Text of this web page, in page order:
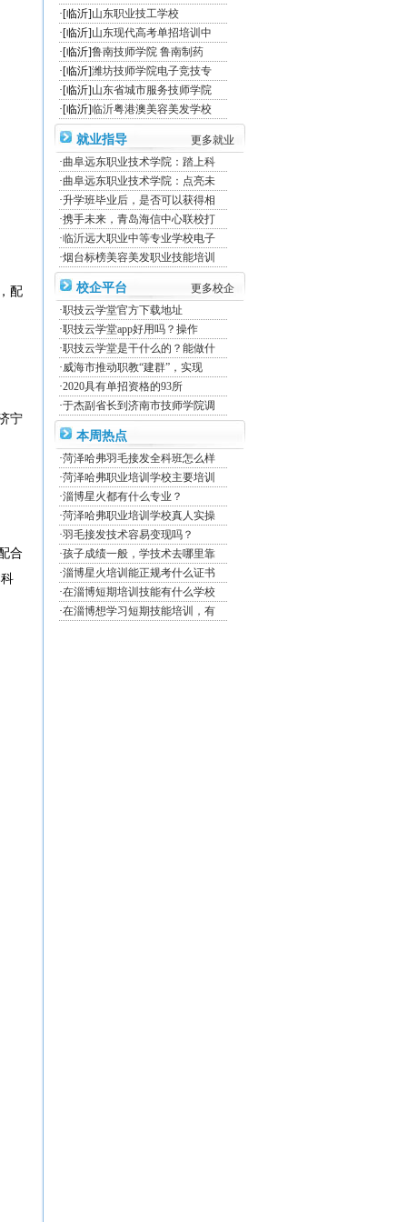
配
宁
合
·[临沂]山东职业技工学校
·[临沂]山东现代高考单招培训中
·[临沂]鲁南技师学院 鲁南制药
·[临沂]潍坊技师学院电子竞技专
·[临沂]山东省城市服务技师学院
·[临沂]临沂粤港澳美容美发学校
就业指导
更多就业
·曲阜远东职业技术学院：踏上科
·曲阜远东职业技术学院：点亮未
·升学班毕业后，是否可以获得相
·携手未来，青岛海信中心联校打
·临沂远大职业中等专业学校电子
·烟台标榜美容美发职业技能培训
校企平台
更多校企
·职技云学堂官方下载地址
·职技云学堂app好用吗？操作
·职技云学堂是干什么的？能做什
·威海市推动职教“建群”，实现
·2020具有单招资格的93所
·于杰副省长到济南市技师学院调
本周热点
·菏泽哈弗羽毛接发全科班怎么样
·菏泽哈弗职业培训学校主要培训
·淄博星火都有什么专业？
·菏泽哈弗职业培训学校真人实操
·羽毛接发技术容易变现吗？
·孩子成绩一般，学技术去哪里靠
·淄博星火培训能正规考什么证书
·在淄博短期培训技能有什么学校
·在淄博想学习短期技能培训，有